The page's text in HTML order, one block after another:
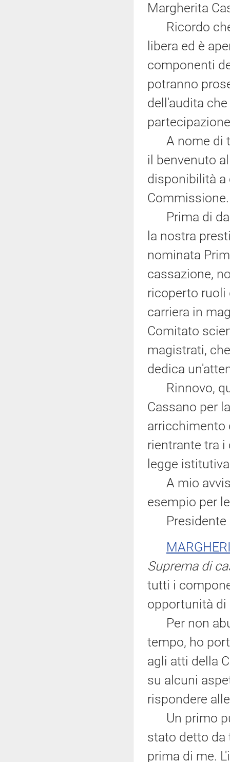
Margherita
Ricordo che
libera ed è
componenti
potranno
dell'audita
A nome di
il benvenuto
disponibilità a
Commissione.
Prima di
la nostra
nominata
cassazione,
ricoperto ruoli
carriera in
Comitato
magistrati,
dedica
Rinnovo,
Cassano per
arricchimento
rientrante tra
legge
A mio
esempio per
Presidente
Suprema di
tutti i
opportunità
Per non
tempo, ho
agli atti della
su alcuni
rispondere
Un primo
stato detto
prima di me.